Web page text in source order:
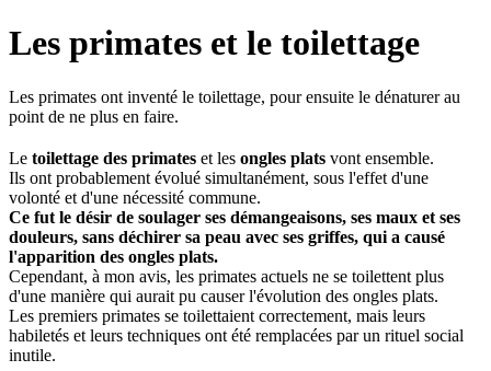
Les primates et le toilettage
Les primates ont inventé le toilettage, pour ensuite le dénaturer au
point de ne plus en faire.
Le toilettage des primates et les ongles plats vont ensemble.
Ils ont probablement évolué simultanément, sous l'effet d'une
volonté et d'une nécessité commune.
Ce fut le désir de soulager ses démangeaisons, ses maux et ses
douleurs, sans déchirer sa peau avec ses griffes, qui a causé
l'apparition des ongles plats.
Cependant, à mon avis, les primates actuels ne se toilettent plus
d'une manière qui aurait pu causer l'évolution des ongles plats.
Les premiers primates se toilettaient correctement, mais leurs
habiletés et leurs techniques ont été remplacées par un rituel social
inutile.